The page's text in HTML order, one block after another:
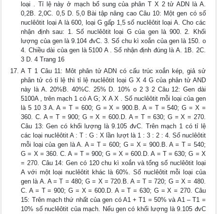
loại . Tỉ lệ này ở mạch bổ sung của phân T X 2 tử ADN là A.
0,2B. 2,0C. 0,5 D. 5,0 Bài tập nâng cao Câu 10: Một gen có số
nuclêôtit loại A là 600, loại G gấp 1,5 số nuclêôtit loại A. Cho các
nhận định sau: 1. Số nuclêôtit loại G của gen là 900. 2. Khối
lượng của gen là 9.104 đvC. 3. Số chu kì xoắn của gen là 150. o
4. Chiều dài của gen là 5100 A . Số nhận định đúng là A. 1B. 2C.
3 D. 4 Trang 16
A T 1 Câu 11: Môt phân tử ADN có cấu trúc xoắn kép, giả sử
phân tử có tỉ lệ thì tỉ lệ nuclêôtit loại G X 4 G của phân tử AND
này là A. 20%B. 40%C. 25% D. 10% o 2 3 2 Câu 12: Gen dài
5100A , trên mạch 1 có A G; X A X . Số nuclêôtit mỗi loại của gen
là 5 10 3 A. A = T = 600; G = X = 900.B. A = T = 540; G = X =
360. C. A = T = 900; G = X = 600.D. A = T = 630; G = X = 270.
Câu 13: Gen có khối lượng là 9.105 đvC. Trên mạch 1 có tỉ lệ
các loại nuclêôtit A : T : G : X lần lượt là 1 : 3 : 2 : 4. Số nuclêôtit
mỗi loại của gen là A. A = T = 600; G = X = 900.B. A = T = 540;
G = X = 360. C. A = T = 900; G = X = 600.D. A = T = 630; G = X
= 270. Câu 14: Gen có 120 chu kì xoắn và tổng số nuclêôtit loại
A với một loại nuclêôtit khác là 60%. Số nuclêôtit mỗi loại của
gen là A. A = T = 480; G = X = 720.B. A = T = 720; G = X = 480.
C. A = T = 900; G = X = 600.D. A = T = 630; G = X = 270. Câu
15: Trên mạch thứ nhất của gen có A1 + T1 = 50% và A1 – T1 =
10% số nuclêôtit của mạch. Nếu gen có khối lượng là 9.105 đvC